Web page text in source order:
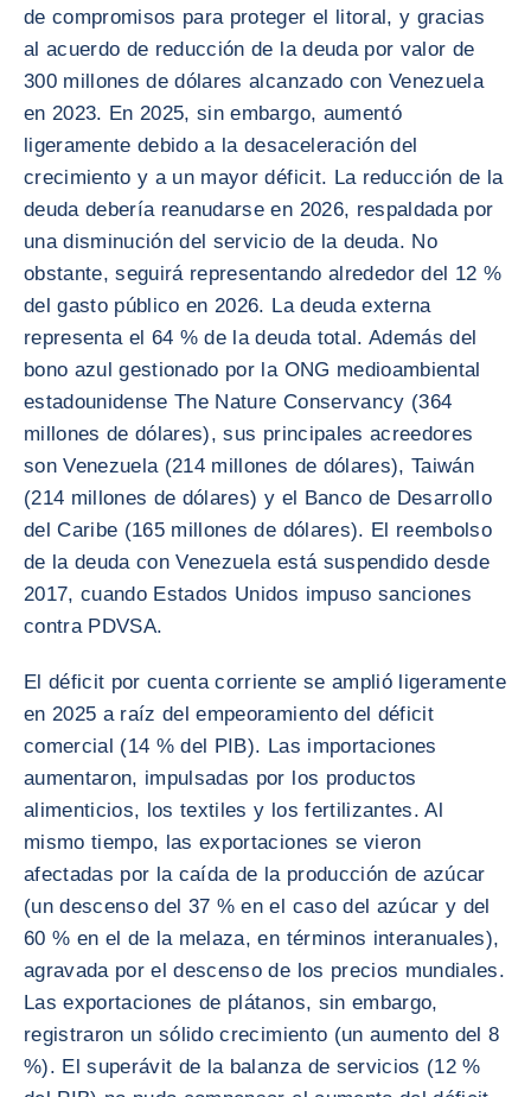
de compromisos para proteger el litoral, y gracias
al acuerdo de reducción de la deuda por valor de
300 millones de dólares alcanzado con Venezuela
en 2023. En 2025, sin embargo, aumentó
ligeramente debido a la desaceleración del
crecimiento y a un mayor déficit. La reducción de la
deuda debería reanudarse en 2026, respaldada por
una disminución del servicio de la deuda. No
obstante, seguirá representando alrededor del 12 %
del gasto público en 2026. La deuda externa
representa el 64 % de la deuda total. Además del
bono azul gestionado por la ONG medioambiental
estadounidense The Nature Conservancy (364
millones de dólares), sus principales acreedores
son Venezuela (214 millones de dólares), Taiwán
(214 millones de dólares) y el Banco de Desarrollo
del Caribe (165 millones de dólares). El reembolso
de la deuda con Venezuela está suspendido desde
2017, cuando Estados Unidos impuso sanciones
contra PDVSA.
El déficit por cuenta corriente se amplió ligeramente
en 2025 a raíz del empeoramiento del déficit
comercial (14 % del PIB). Las importaciones
aumentaron, impulsadas por los productos
alimenticios, los textiles y los fertilizantes. Al
mismo tiempo, las exportaciones se vieron
afectadas por la caída de la producción de azúcar
(un descenso del 37 % en el caso del azúcar y del
60 % en el de la melaza, en términos interanuales),
agravada por el descenso de los precios mundiales.
Las exportaciones de plátanos, sin embargo,
registraron un sólido crecimiento (un aumento del 8
%). El superávit de la balanza de servicios (12 %